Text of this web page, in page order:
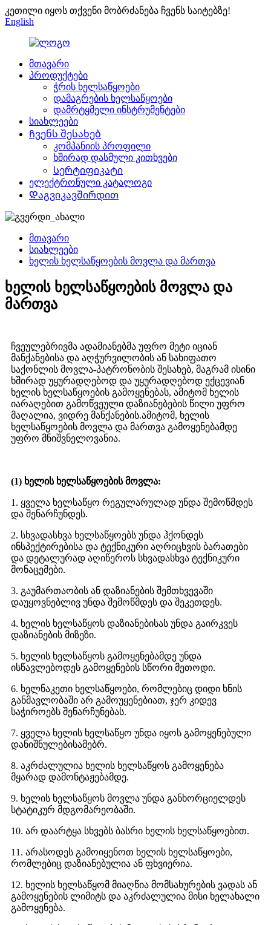
კეთილი იყოს თქვენი მობრძანება ჩვენს საიტებზე!
English
მთავარი
პროდუქტები
ჭრის ხელსაწყოები
დამაგრების ხელსაწყოები
დამრტყმელი ინსტრუმენტები
სიახლეები
Ჩვენს შესახებ
კომპანიის პროფილი
ხშირად დასმული კითხვები
Სერტიფიკატი
ელექტრონული კატალოგი
Დაგვიკავშირდით
მთავარი
სიახლეები
ხელის ხელსაწყოების მოვლა და მართვა
ხელის ხელსაწყოების მოვლა და
მართვა
ჩვეულებრივმა ადამიანებმა უფრო მეტი იციან
მანქანებისა და აღჭურვილობის ან სახიფათო
საქონლის მოვლა-პატრონობის შესახებ, მაგრამ ისინი
ხშირად უყურადღებოდ და უყურადღებოდ ექცევიან
ხელის ხელსაწყოების გამოყენებას, ამიტომ ხელის
იარაღებით გამოწვეული დაზიანებების წილი უფრო
მაღალია, ვიდრე მანქანების.ამიტომ, ხელის
ხელსაწყოების მოვლა და მართვა გამოყენებამდე
უფრო მნიშვნელოვანია.
(1) ხელის ხელსაწყოების მოვლა:
1. ყველა ხელსაწყო რეგულარულად უნდა შემოწმდეს
და შენარჩუნდეს.
2. სხვადასხვა ხელსაწყოებს უნდა ჰქონდეს
ინსპექტირებისა და ტექნიკური აღრიცხვის ბარათები
და დეტალურად აღიწეროს სხვადასხვა ტექნიკური
მონაცემები.
3. გაუმართაობის ან დაზიანების შემთხვევაში
დაუყოვნებლივ უნდა შემოწმდეს და შეკეთდეს.
4. ხელის ხელსაწყოს დაზიანებისას უნდა გაირკვეს
დაზიანების მიზეზი.
5. ხელის ხელსაწყოს გამოყენებამდე უნდა
ისწავლებოდეს გამოყენების სწორი მეთოდი.
6. ხელნაკეთი ხელსაწყოები, რომლებიც დიდი ხნის
განმავლობაში არ გამოუყენებიათ, ჯერ კიდევ
საჭიროებს შენარჩუნებას.
7. ყველა ხელის ხელსაწყო უნდა იყოს გამოყენებული
დანიშნულებისამებრ.
8. აკრძალულია ხელის ხელსაწყოს გამოყენება
მყარად დამონტაჟებამდე.
9. ხელის ხელსაწყოს მოვლა უნდა განხორციელდეს
სტატიკურ მდგომარეობაში.
10. არ დაარტყა სხვებს ბასრი ხელის ხელსაწყოებით.
11. არასოდეს გამოიყენოთ ხელის ხელსაწყოები,
რომლებიც დაზიანებულია ან ფხვიერია.
12. ხელის ხელსაწყომ მიაღწია მომსახურების ვადას ან
გამოყენების ლიმიტს და აკრძალულია მისი ხელახალი
გამოყენება.